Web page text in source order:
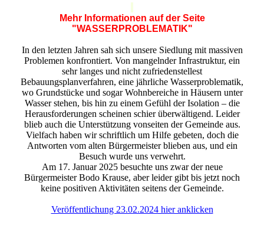
Mehr Informationen auf der Seite
"WASSERPROBLEMATIK"
In den letzten Jahren sah sich unsere Siedlung mit massiven
Problemen konfrontiert. Von mangelnder Infrastruktur, ein
sehr langes und nicht zufriedenstellest
Bebauungsplanverfahren, eine jährliche Wasserproblematik,
wo Grundstücke und sogar Wohnbereiche in Häusern unter
Wasser stehen, bis hin zu einem Gefühl der Isolation – die
Herausforderungen scheinen schier überwältigend. Leider
blieb auch die Unterstützung vonseiten der Gemeinde aus.
Vielfach haben wir schriftlich um Hilfe gebeten, doch die
Antworten vom alten Bürgermeister blieben aus, und ein
Besuch wurde uns verwehrt.
Am 17. Januar 2025 besuchte uns zwar der neue
Bürgermeister Bodo Krause, aber leider gibt bis jetzt noch
keine positiven Aktivitäten seitens der Gemeinde.
Veröffentlichung 23.02.2024 hier anklicken